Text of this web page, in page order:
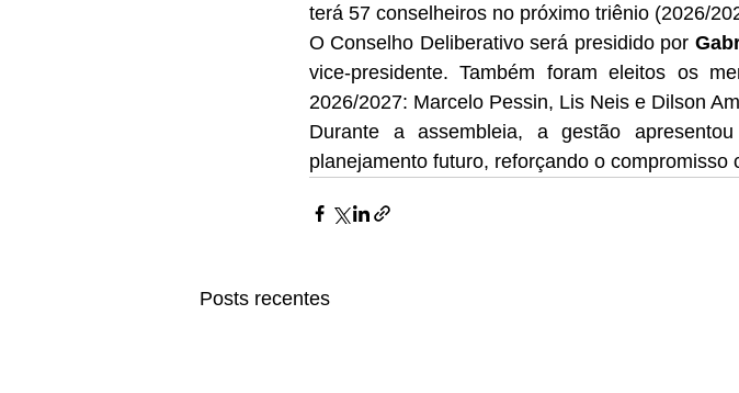
terá 57 conselheiros no próximo triênio (2026/
O Conselho Deliberativo será presidido por
vice-presidente. Também foram eleitos os
2026/2027: Marcelo Pessin, Lis Neis e Dilson
Durante a assembleia, a gestão
planejamento futuro, reforçando o
Posts recentes